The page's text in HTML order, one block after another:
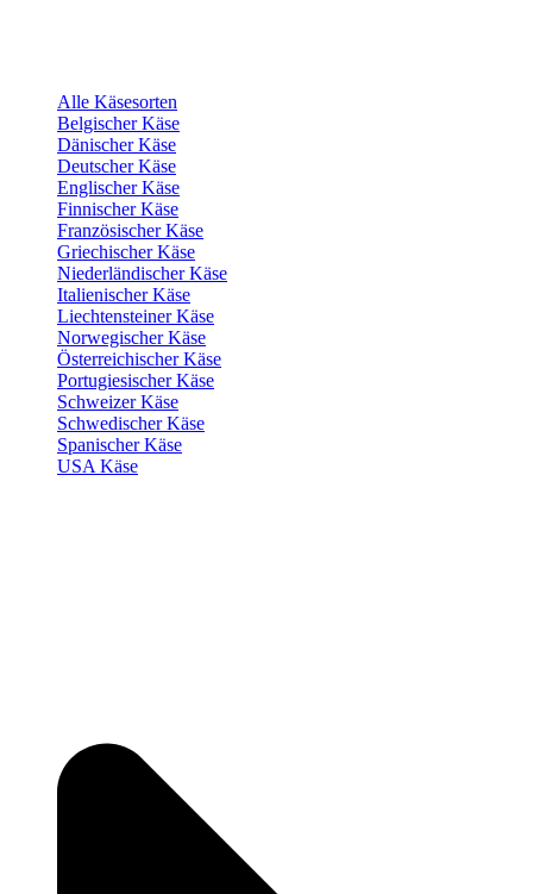
Alle Käsesorten
Belgischer Käse
Dänischer Käse
Deutscher Käse
Englischer Käse
Finnischer Käse
Französischer Käse
Griechischer Käse
Niederländischer Käse
Italienischer Käse
Liechtensteiner Käse
Norwegischer Käse
Österreichischer Käse
Portugiesischer Käse
Schweizer Käse
Schwedischer Käse
Spanischer Käse
USA Käse